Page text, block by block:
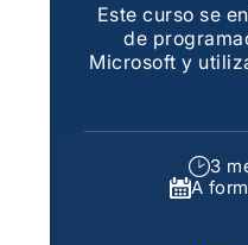
Este curso se
de
Microsoft y
3
A